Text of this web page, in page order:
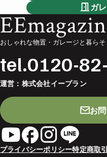
ガ
おしゃれな物置・ガレージと暮らそ
tel.0120-
運営： 株式会社イープラン
お
プライバシーポリシー特定商取